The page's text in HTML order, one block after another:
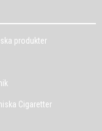
produkter
Cigaretter